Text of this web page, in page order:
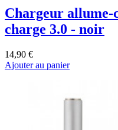
Chargeur allume-
charge 3.0 - noir
14,90 €
Ajouter au panier